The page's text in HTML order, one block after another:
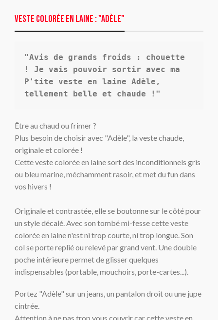
Veste colorée en laine : "adèle"
"Avis de grands froids : chouette
! Je vais pouvoir sortir avec ma
P'tite veste en laine Adèle,
tellement belle et chaude !"
Être au chaud ou frimer ?
Plus besoin de choisir avec "Adèle", la veste chaude,
originale et colorée !
Cette veste colorée en laine sort des inconditionnels gris
ou bleu marine, méchamment rasoir, etmet du fun dans
vos hivers !
Originale et contrastée, elle se boutonne sur le côté pour
un style décalé.Avec son tombé mi-fesse cette veste
colorée en laine n'est ni trop courte, ni trop longue.Son
col se portereplié ourelevé par grand vent. Une double
poche intérieure permet de glisser quelques
indispensables (portable, mouchoirs, porte-cartes...).
Portez "Adèle" sur un jeans, un pantalon droit ou une jupe
cintrée.
Attention à ne pas trop vous couvrir car cette veste en